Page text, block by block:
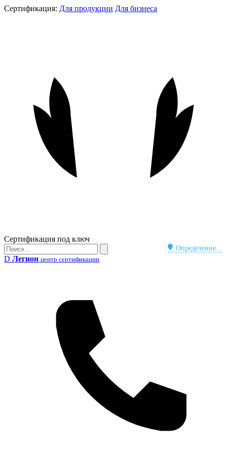
Сертификация: Для продукции Для бизнеса
Бейдж
Сертификация под ключ
Определение...
Поиск
Поиск
D Легион центр сертификации